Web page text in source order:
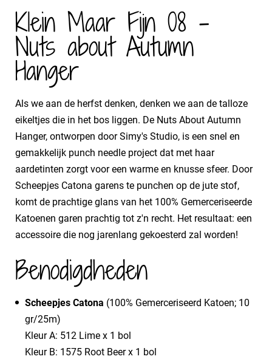
Klein Maar Fijn 08 -
Nuts about Autumn
Hanger
Als we aan de herfst denken, denken we aan de talloze
eikeltjes die in het bos liggen. De Nuts About Autumn
Hanger, ontworpen door Simy's Studio, is een snel en
gemakkelijk punch needle project dat met haar
aardetinten zorgt voor een warme en knusse sfeer. Door
Scheepjes Catona garens te punchen op de jute stof,
komt de prachtige glans van het 100% Gemerceriseerde
Katoenen garen prachtig tot z'n recht. Het resultaat: een
accessoire die nog jarenlang gekoesterd zal worden!
Benodigdheden
Scheepjes Catona (100% Gemerceriseerd Katoen; 10
gr/25m)
Kleur A: 512 Lime x 1 bol
Kleur B: 1575 Root Beer x 1 bol